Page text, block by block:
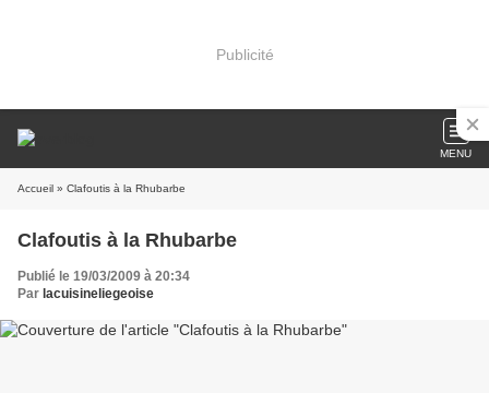
Publicité
MENU
Accueil » Clafoutis à la Rhubarbe
Clafoutis à la Rhubarbe
Publié le 19/03/2009 à 20:34
Par lacuisineliegeoise